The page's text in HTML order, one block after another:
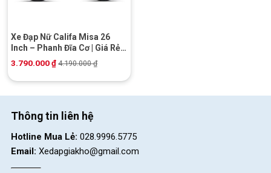
Xe Đạp Nữ Califa Misa 26
Inch – Phanh Đĩa Cơ | Giá Rẻ |
Khuyến Mãi Hot
3.790.000₫ 4.190.000₫
Thông tin liên hệ
Hotline Mua Lẻ: 028.9996.5775
Email: Xedapgiakho@gmail.com